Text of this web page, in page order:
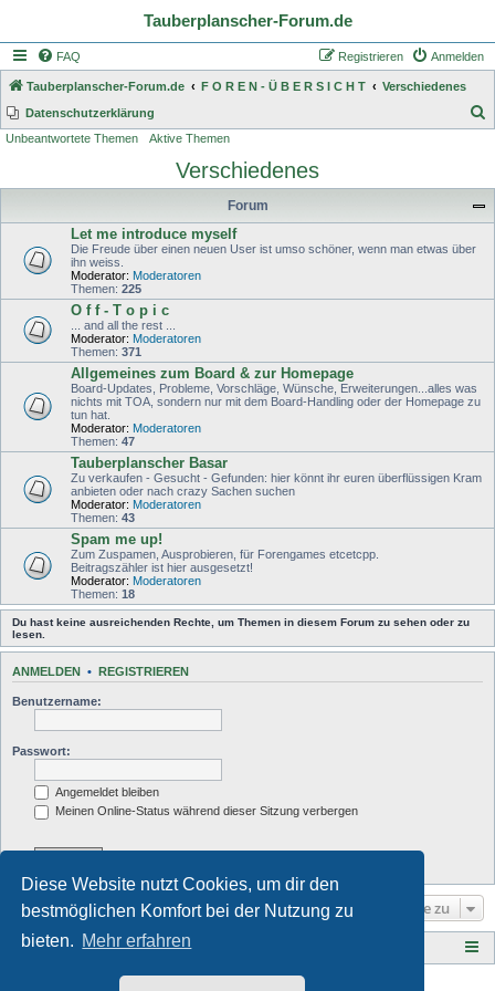
Diese Website nutzt Cookies, um dir den
bestmöglichen Komfort bei der Nutzung zu
bieten. Mehr erfahren
Tauberplanscher-Forum.de
FAQ Anmelden
Registrieren
Tauberplanscher-Forum.de F O R E N - Ü B E R S I C H T
Verschiedenes
Datenschutzerklärung
h
Unbeantwortete Themen Aktive Themen
Verschiedenes
Forum
Let me introduce myself
Die Freude über einen neuen User ist umso schöner, wenn man etwas über
ihn weiss.
Moderator: Moderatoren
Themen: 225
O f f - T o p i c
... and all the rest ...
Moderator: Moderatoren
Themen: 371
Allgemeines zum Board & zur Homepage
Board-Updates, Probleme, Vorschläge, Wünsche, Erweiterungen...alles was
nichts mit TOA, sondern nur mit dem Board-Handling oder der Homepage zu
tun hat.
Moderator: Moderatoren
Themen: 47
Tauberplanscher Basar
Zu verkaufen - Gesucht - Gefunden: hier könnt ihr euren überflüssigen Kram
anbieten oder nach crazy Sachen suchen
Moderator: Moderatoren
Themen: 43
Spam me up!
Zum Zuspamen, Ausprobieren, für Forengames etcetcpp.
Beitragszähler ist hier ausgesetzt!
Moderator: Moderatoren
Themen: 18
Du hast keine ausreichenden Rechte, um Themen in diesem Forum zu sehen oder zu
lesen.
ANMELDEN • REGISTRIEREN
Benutzername:
Passwort:
Angemeldet bleiben
Meinen Online-Status während dieser Sitzung verbergen
Gehe zu
Tauberplanscher-Forum.de
Zuma Portal